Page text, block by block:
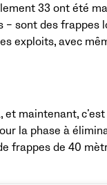
33 ont été
sont des frappes
exploits, avec
et maintenant,
la phase à
frappes de 40